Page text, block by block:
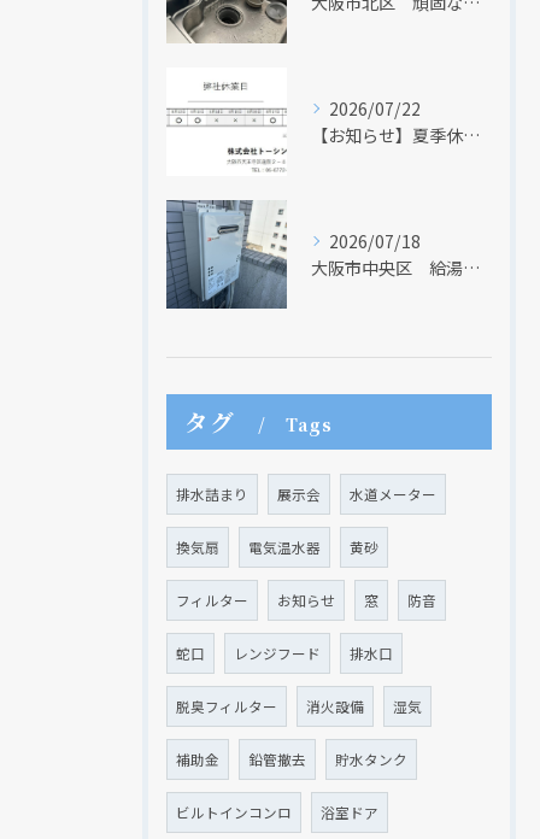
2026/07/22
【お知らせ】夏季休業日のお知らせ【２０２６年】
2026/07/18
大阪市中央区 給湯器のリモコンが無くても、リモコンを設置する方法はあります
タグ Tags
排水詰まり 展示会 水道メーター
換気扇 電気温水器 黄砂
フィルター お知らせ 窓 防音
蛇口 レンジフード 排水口
脱臭フィルター 消火設備 湿気
補助金 鉛管撤去 貯水タンク
ビルトインコンロ 浴室ドア
現在、新聞に入っている折込チラシです。
クリックでチラシのページにジャンプします
現在、新聞に入っている折込チラシです。
クリックでチラシのページにジャンプします